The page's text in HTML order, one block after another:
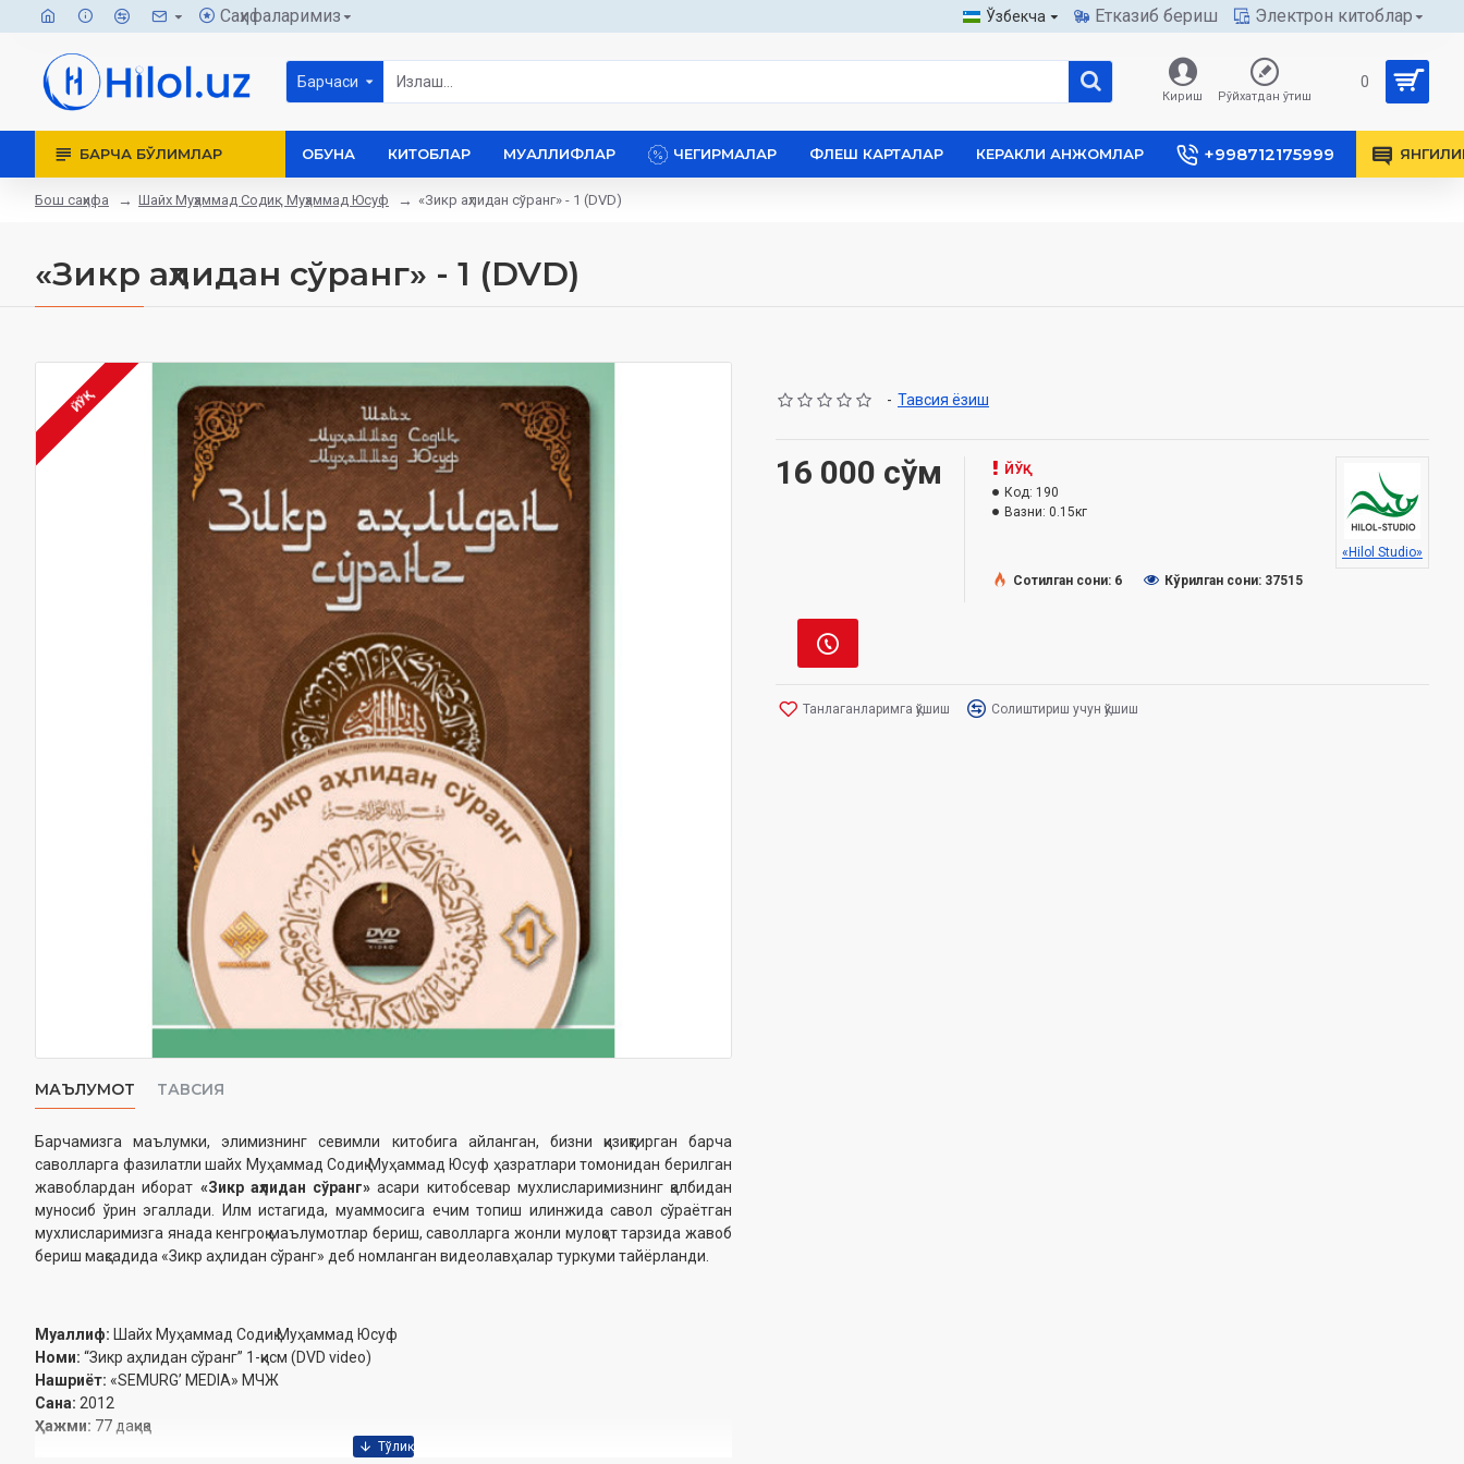
Саҳифаларимиз Ўзбекча Етказиб бериш Электрон китоблар
Барчаси
Кириш Рўйхатдан ўтиш
0
БАРЧА БЎЛИМЛАР ОБУНА КИТОБЛАР МУАЛЛИФЛАР ЧЕГИРМАЛАР ФЛЕШ КАРТАЛАР КЕРАКЛИ АНЖОМЛАР +998712175999
Бош саҳифа Шайх Муҳаммад Содиқ Муҳаммад Юсуф «Зикр аҳлидан сўранг» - 1 (DVD)
«Зикр аҳлидан сўранг» - 1 (DVD)
ЙЎҚ
МАЪЛУМОТ ТАВСИЯ
Барчамизга маълумки, элимизнинг севимли китобига айланган, бизни қизиқтирган барча
саволларга фазилатли шайх Муҳаммад Содиқ Муҳаммад Юсуф ҳазратлари томонидан берилган
жавоблардан иборат «Зикр аҳлидан сўранг» асари китобсевар мухлисларимизнинг қалбидан
муносиб ўрин эгаллади. Илм истагида, муаммосига ечим топиш илинжида савол сўраётган
мухлисларимизга янада кенгроқ маълумотлар бериш, саволларга жонли мулоқот тарзида жавоб
бериш мақсадида «Зикр аҳлидан сўранг» деб номланган видеолавҳалар туркуми тайёрланди.
Муаллиф: Шайх Муҳаммад Содиқ Муҳаммад Юсуф
Номи: “Зикр аҳлидан сўранг” 1-қисм (DVD video)
Нашриёт: «SEMURG’ MEDIA» МЧЖ
Сана: 2012
Ҳажми: 77 дақиқа
- Тавсия ёзиш
16 000 сўм
ЙЎҚ
Код: 190
Вазни: 0.15кг
«Hilol Studio»
Сотилган сони: 6
Кўрилган сони: 37515
Танлаганларимга қўшиш Солиштириш учун қўшиш